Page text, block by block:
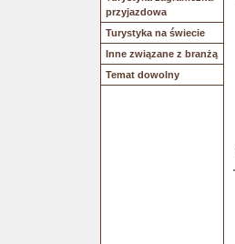
przyjazdowa
Turystyka na świecie
Inne związane z branżą
Temat dowolny